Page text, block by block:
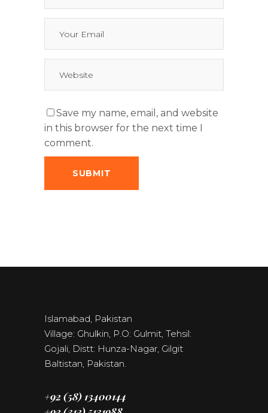
Save my name, email, and website
in this browser for the next time I
comment.
Islamabad, Pakistan
Village: Ghulkin, P.O: Gulmit, Tehsil:
Gojali, Distt: Hunza-Nagar, Gilgit
Baltistan, Pakistan.
+92 (58) 13400144